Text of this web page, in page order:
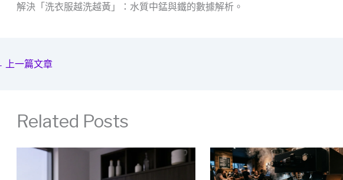
解決「洗衣服越洗越黃」：水質中錳與鐵的數據解析。
上一篇文章
Related Posts